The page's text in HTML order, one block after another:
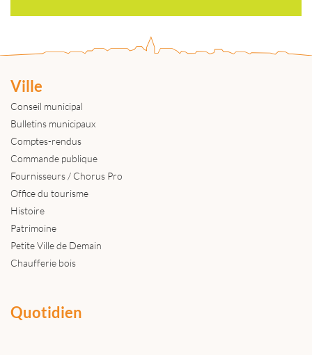
Ville
Conseil municipal
Bulletins municipaux
Comptes-rendus
Commande publique
Fournisseurs / Chorus Pro
Office du tourisme
Histoire
Patrimoine
Petite Ville de Demain
Chaufferie bois
Quotidien